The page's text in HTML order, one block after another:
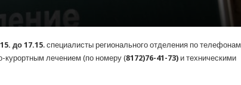
до 17.15. специалисты регионального отделения по телефонам
курортным лечением (по номеру (8172)76-41-73) и техническими